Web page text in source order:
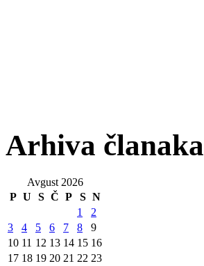
Arhiva članaka
Avgust 2026
P U S Č P S N
1
2
3
4 5 6 7 8
9
10 11 12 13 14 15 16
17 18 19 20 21 22 23